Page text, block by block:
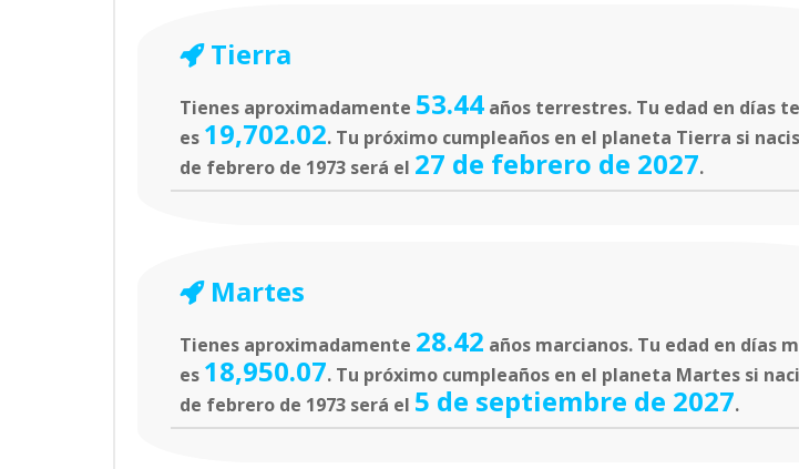
Tierra
Tienes aproximadamente 53.44 años terrestres. Tu edad en días
es 19,702.02. Tu próximo cumpleaños en el planeta Tierra si
de febrero de 1973 será el 27 de febrero de 2027.
Martes
Tienes aproximadamente 28.42 años marcianos. Tu edad en días
es 18,950.07. Tu próximo cumpleaños en el planeta Martes si
de febrero de 1973 será el 5 de septiembre de 2027.